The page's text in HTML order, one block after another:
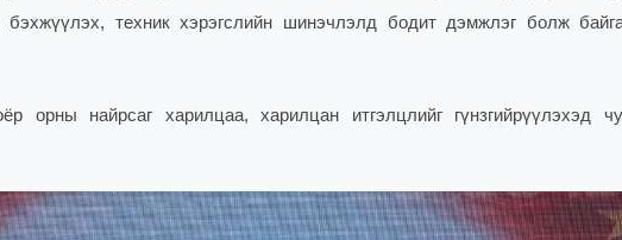
техник хэрэгслийн шинэчлэлд бодит дэмжлэг болж
орны найрсаг харилцаа, харилцан итгэлцлийг гүнзгийрүүлэхэд